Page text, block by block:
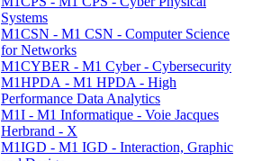
Systems
M1CSN - M1 CSN - Computer Science
for Networks
M1CYBER - M1 Cyber - Cybersecurity
M1HPDA - M1 HPDA - High
Performance Data Analytics
M1I - M1 Informatique - Voie Jacques
Herbrand - X
M1IGD - M1 IGD - Interaction, Graphic